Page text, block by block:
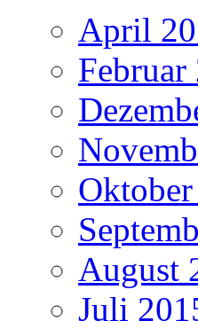
April
Februar
August
Juli